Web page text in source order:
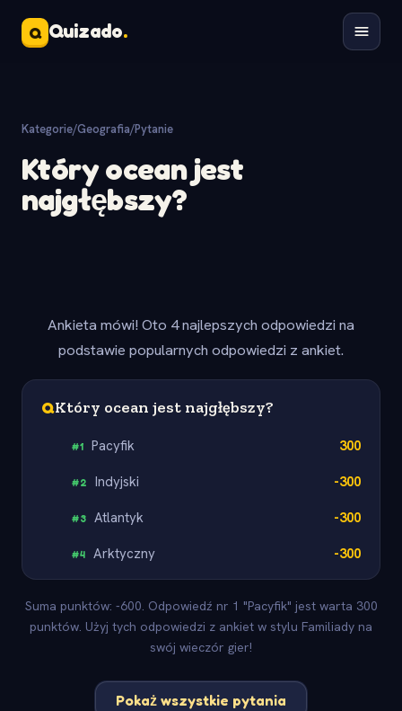
Q Quizado.
Kategorie/Geografia/Pytanie
Który ocean jest
najgłębszy?
Ankieta mówi! Oto 4 najlepszych odpowiedzi na
podstawie popularnych odpowiedzi z ankiet.
QKtóry ocean jest najgłębszy?
#1 Pacyfik 300
#2 Indyjski -300
#3 Atlantyk -300
#4 Arktyczny -300
Suma punktów: -600. Odpowiedź nr 1 "Pacyfik" jest warta 300
punktów. Użyj tych odpowiedzi z ankiet w stylu Familiady na
swój wieczór gier!
Pokaż wszystkie pytania